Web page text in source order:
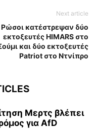
Next article
Ρώσοι κατέστρεψαν δύο
εκτοξευτές HIMARS στο
και δύο εκτοξευτές
Patriot στο Ντνίπρο
Mερτς βλέπει
για AfD